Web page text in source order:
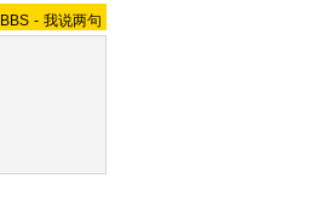
BBS - 我说两句